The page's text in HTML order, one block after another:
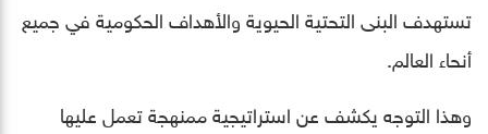
تستهدف البنى التحتية الحيوية والأهداف الحكومية في جميع
أنحاء العالم.
وهذا التوجه يكشف عن استراتيجية ممنهجة تعمل عليها